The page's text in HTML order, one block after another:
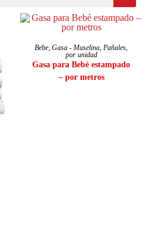
LEER MÁS
Bebe, Gasa - Muselina, Pañales,
por unidad
Gasa para Bebé estampado
– por metros